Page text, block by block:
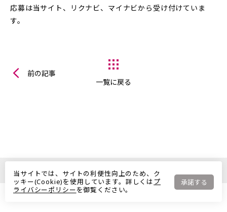
応募は当サイト、リクナビ、マイナビから受け付けていま
す。
前の記事
一覧に戻る
当サイトでは、サイトの利便性向上のため、ク
ッキー(Cookie)を使用しています。詳しくは プ
ライバシーポリシーを御覧ください。
承諾する
Copyright © HARIO CO., LTD. All Rights Reserved